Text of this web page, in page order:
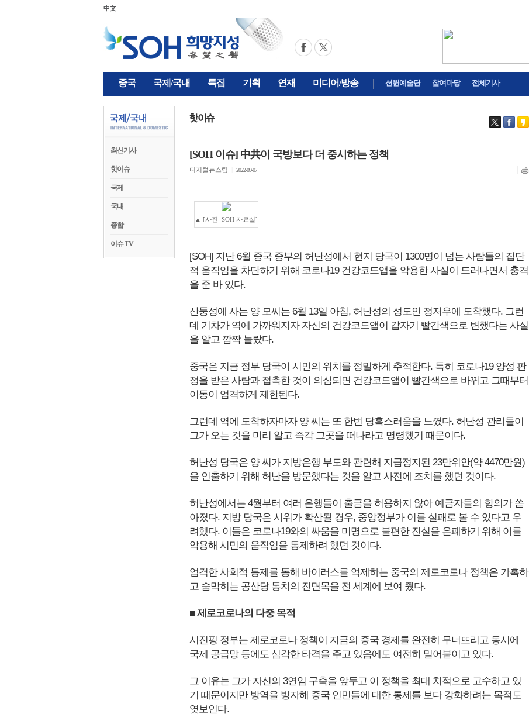
中文
중국 국제/국내 특집 기획 연재 미디어/방송 션윈예술단 참여마당 전체기사
최신기사
핫이슈
국제
국내
종합
이슈 TV
[SOH 이슈] 中共이 국방보다 더 중시하는 정책
디지털뉴스팀 2022-09-07
▲ [사진=SOH 자료실]
[SOH] 지난 6월 중국 중부의 허난성에서 현지 당국이 1300명이 넘는 사람들의 집단
적 움직임을 차단하기 위해 코로나19 건강코드앱을 악용한 사실이 드러나면서 충격
을 준 바 있다.
산둥성에 사는 양 모씨는 6월 13일 아침, 허난성의 성도인 정저우에 도착했다. 그런
데 기차가 역에 가까워지자 자신의 건강코드앱이 갑자기 빨간색으로 변했다는 사실
을 알고 깜짝 놀랐다.
중국은 지금 정부 당국이 시민의 위치를 정밀하게 추적한다. 특히 코로나19 양성 판
정을 받은 사람과 접촉한 것이 의심되면 건강코드앱이 빨간색으로 바뀌고 그때부터
이동이 엄격하게 제한된다.
그런데 역에 도착하자마자 양 씨는 또 한번 당혹스러움을 느꼈다. 허난성 관리들이
그가 오는 것을 미리 알고 즉각 그곳을 떠나라고 명령했기 때문이다.
허난성 당국은 양 씨가 지방은행 부도와 관련해 지급정지된 23만위안(약 4470만원)
을 인출하기 위해 허난을 방문했다는 것을 알고 사전에 조치를 했던 것이다.
허난성에서는 4월부터 여러 은행들이 출금을 허용하지 않아 예금자들의 항의가 쏟
아졌다. 지방 당국은 시위가 확산될 경우, 중앙정부가 이를 실패로 볼 수 있다고 우
려했다. 이들은 코로나19와의 싸움을 미명으로 불편한 진실을 은폐하기 위해 이를
악용해 시민의 움직임을 통제하려 했던 것이다.
엄격한 사회적 통제를 통해 바이러스를 억제하는 중국의 제로코로나 정책은 가혹하
고 숨막히는 공산당 통치의 진면목을 전 세계에 보여 줬다.
■ 제로코로나의 다중 목적
시진핑 정부는 제로코로나 정책이 지금의 중국 경제를 완전히 무너뜨리고 동시에
국제 공급망 등에도 심각한 타격을 주고 있음에도 여전히 밀어붙이고 있다.
그 이유는 그가 자신의 3연임 구축을 앞두고 이 정책을 최대 치적으로 고수하고 있
기 때문이지만 방역을 빙자해 중국 인민들에 대한 통제를 보다 강화하려는 목적도
엿보인다.